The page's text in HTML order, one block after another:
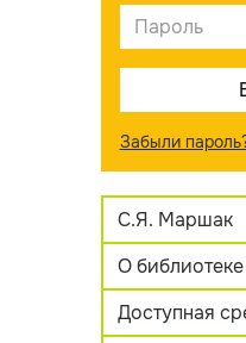
Забыли
С.Я. Маршак
О библиотеке
Доступная